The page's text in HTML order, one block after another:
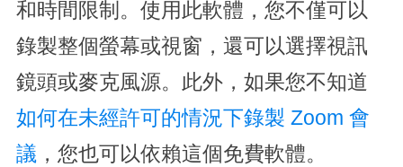
和時間限制。使用此軟體，您不僅可以
錄製整個螢幕或視窗，還可以選擇視訊
鏡頭或麥克風源。此外，如果您不知道
如何在未經許可的情況下錄製 Zoom 會
議，您也可以依賴這個免費軟體。